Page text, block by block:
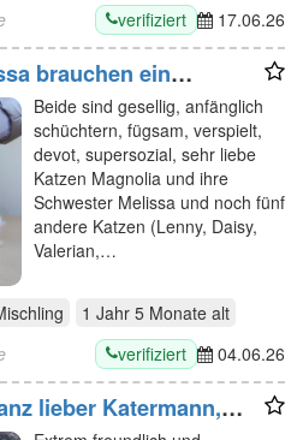
verifiziert 17.06.26
brauchen ein
Beide sind gesellig, anfänglich
schüchtern, fügsam, verspielt,
devot, supersozial, sehr liebe
Katzen Magnolia und ihre
Schwester Melissa und noch fünf
andere Katzen (Lenny, Daisy,
Valerian,…
1 Jahr 5 Monate alt
verifiziert 04.06.26
lieber Katermann,